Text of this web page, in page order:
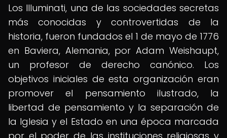
Los Illuminati, una de las sociedades secretas
más conocidas y controvertidas de la
historia, fueron fundados el 1 de mayo de 1776
en Baviera, Alemania, por Adam Weishaupt,
un profesor de derecho canónico. Los
objetivos iniciales de esta organización eran
promover el pensamiento ilustrado, la
libertad de pensamiento y la separación de
la Iglesia y el Estado en una época marcada